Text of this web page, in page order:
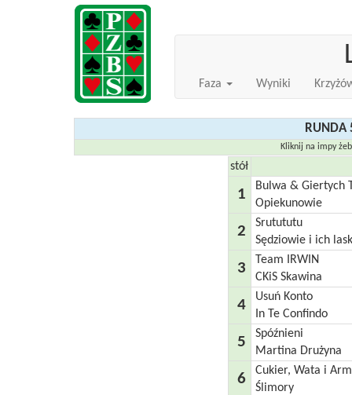
Faza Wyniki
Kliknij na impy
stół
1
Bulwa & Giertych
Opiekunowie
2
Srutututu
Sędziowie i ich
3
Team IRWIN
CKiS Skawina
4
Usuń Konto
In Te Confindo
5
Spóźnieni
Martina Drużyna
6
Cukier, Wata i
Ślimory